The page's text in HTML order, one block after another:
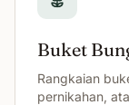
Buket
Rangkaian
pernikahan,